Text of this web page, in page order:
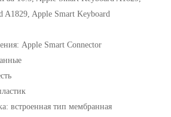
A1829, Apple Smart Keyboard
Apple Smart Connector
встроенная тип мембранная